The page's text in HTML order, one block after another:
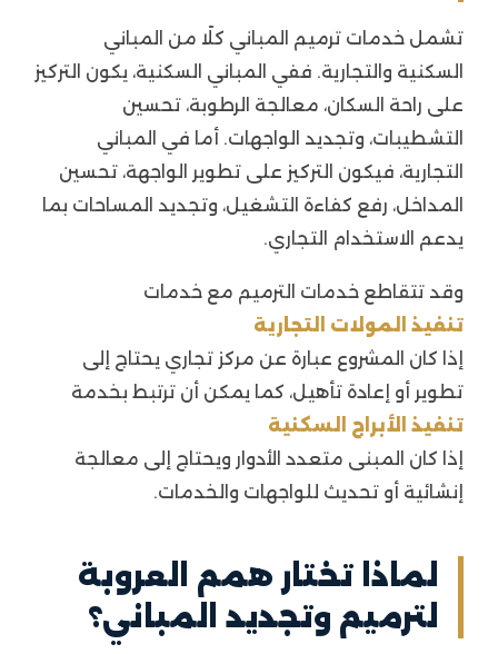
تشمل خدمات ترميم المباني كلًا من المباني
السكنية والتجارية. ففي المباني السكنية، يكون التركيز
على راحة السكان، معالجة الرطوبة، تحسين
التشطيبات، وتجديد الواجهات. أما في المباني
التجارية، فيكون التركيز على تطوير الواجهة، تحسين
المداخل، رفع كفاءة التشغيل، وتجديد المساحات بما
يدعم الاستخدام التجاري.
وقد تتقاطع خدمات الترميم مع خدمات
تنفيذ المولات التجارية
إذا كان المشروع عبارة عن مركز تجاري يحتاج إلى
تطوير أو إعادة تأهيل، كما يمكن أن ترتبط بخدمة
تنفيذ الأبراج السكنية
إذا كان المبنى متعدد الأدوار ويحتاج إلى معالجة
إنشائية أو تحديث للواجهات والخدمات.
لماذا تختار همم العروبة
لترميم وتجديد المباني؟